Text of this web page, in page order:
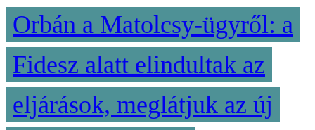
Orbán a Matolcsy-ügyről: a
Fidesz alatt elindultak az
eljárások, meglátjuk az új